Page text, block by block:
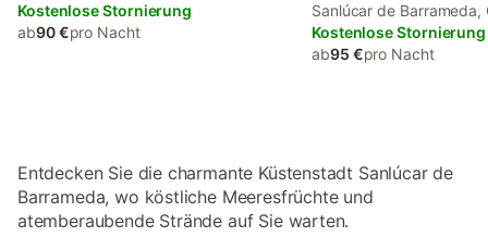
Kostenlose Stornierung
ab90 €pro Nacht
Sanlúcar de Barrameda,
Kostenlose Stornierung
ab95 €pro Nacht
Entdecken Sie die charmante Küstenstadt Sanlúcar de
Barrameda, wo köstliche Meeresfrüchte und
atemberaubende Strände auf Sie warten.